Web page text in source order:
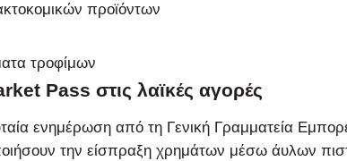
προϊόντων
τροφίμων
Pass στις λαϊκές αγορές
ενημέρωση από τη Γενική Γραμματεία
την είσπραξη χρημάτων μέσω άυλων